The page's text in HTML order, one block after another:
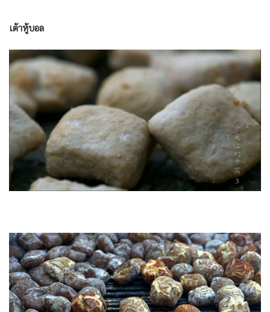
เต้าหู้บอล